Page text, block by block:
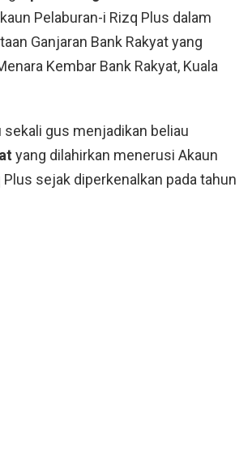
Pelaburan-i Rizq Plus dalam
Ganjaran Bank Rakyat yang
Kembar Bank Rakyat, Kuala
sekali gus menjadikan beliau
yang dilahirkan menerusi Akaun
Plus sejak diperkenalkan pada tahun